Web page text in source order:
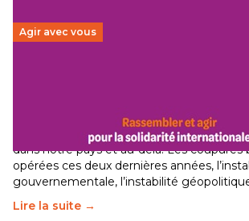
Agir avec vous
Le secteur humanitaire connaît des
dans notre pays et au-delà. Les coupures
opérées ces deux dernières années,
gouvernementale, l’instabilité
Lire la suite →